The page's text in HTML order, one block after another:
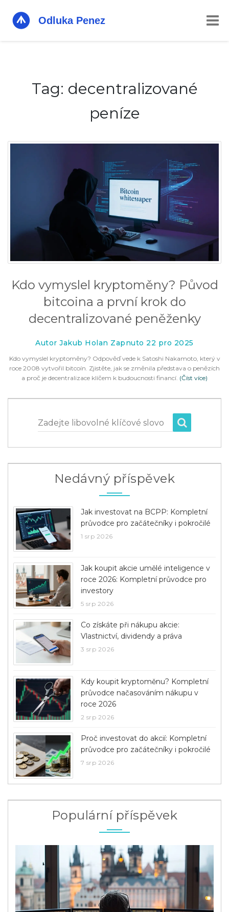
Tag: decentralizované
peníze
Kdo vymyslel kryptoměny? Původ
bitcoina a první krok do
decentralizované peněženky
Autor Jakub Holan Zapnuto 22 pro 2025
Kdo vymyslel kryptoměny? Odpověď vede k Satoshi Nakamoto, který v
roce 2008 vytvořil bitcoín. Zjistěte, jak se změnila představa o penězích
a proč je decentralizace klíčem k budoucnosti financí. (Číst více)
Zadejte libovolné klíčové slovo
Nedávný příspěvek
Jak investovat na BCPP: Kompletní
průvodce pro začátečníky i pokročilé
1 srp 2026
Jak koupit akcie umělé inteligence v
roce 2026: Kompletní průvodce pro
investory
5 srp 2026
Co získáte při nákupu akcie:
Vlastnictví, dividendy a práva
3 srp 2026
Kdy koupit kryptoměnu? Kompletní
průvodce načasováním nákupu v
roce 2026
2 srp 2026
Proč investovat do akcií: Kompletní
průvodce pro začátečníky i pokročilé
7 srp 2026
Populární příspěvek